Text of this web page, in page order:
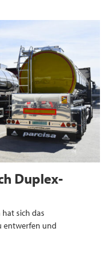
Duplex-
hat sich das
entwerfen und